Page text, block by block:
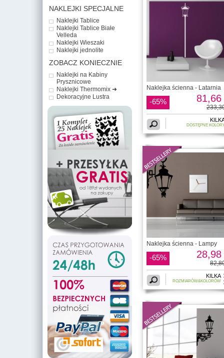
NAKLEJKI SPECJALNE
Naklejki Tablice
Naklejki Tablice Białe
Velleda
Naklejki Wieszaki
Naklejki jednolite
ZOBACZ KONIECZNIE
Naklejki na Kabiny
Prysznicowe
Naklejki Thermomix ➜
Dekoracyjne Lustra
Naklejka ścienna - Latarnia
-65% 81,66
DOSTĘPNE
Naklejka ścienna - Lampy
-65% 28,98
KILKA
ROZMIARÓW&KOLORÓW